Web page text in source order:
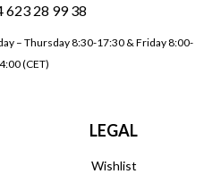
623 28 99 38
– Thursday 8:30-17:30 & Friday 8:00-
(CET)
LEGAL
Wishlist